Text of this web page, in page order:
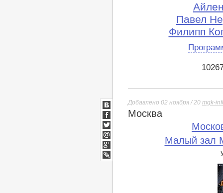
Павел
Филипп
Добавлено 02 ноября / 20 mgk-
Москва
Малый зал
ВКонтакте
Facebook
Twitter
Мой
Мир
Google+
lj